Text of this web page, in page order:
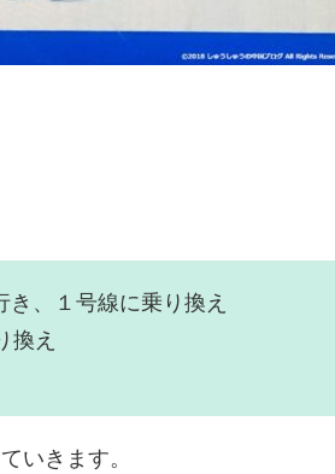
き、１号線に乗り換え
換え
いきます。